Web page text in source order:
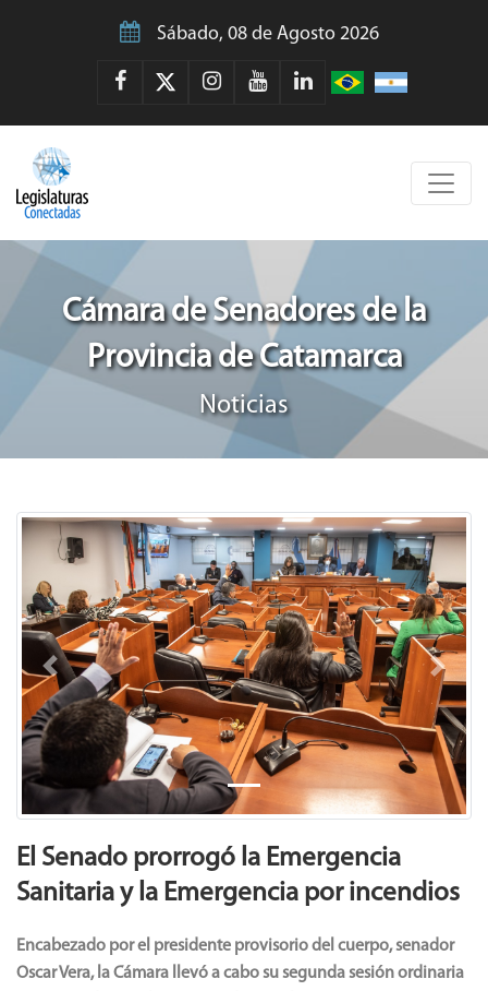
Sábado, 08 de Agosto 2026
Cámara de Senadores de la
Provincia de Catamarca
Noticias
Previous Next
El Senado prorrogó la Emergencia
Sanitaria y la Emergencia por incendios
Encabezado por el presidente provisorio del cuerpo, senador
Oscar Vera, la Cámara llevó a cabo su segunda sesión ordinaria